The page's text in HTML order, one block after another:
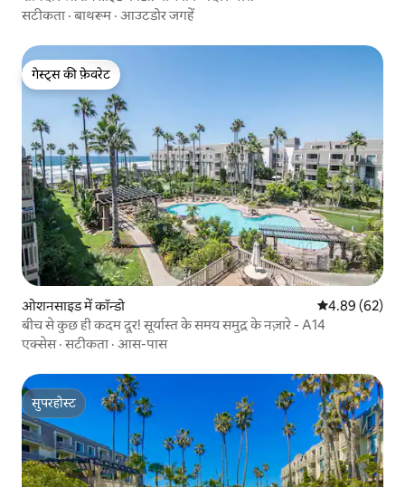
सटीकता ·बाथरूम· आउटडोर जगहें
गेस्ट्स की फ़ेवरेट
गेस्ट्स की फ़ेवरेट
ओशनसाइड में कॉन्डो औसत रेटिंग 5 में
4.89 (62)
बीच से कुछ ही कदम दूर! सूर्यास्त के समय समुद्र के नज़ारे - A14
एक्सेस·सटीकता · आस-पास
सुपरहोस्ट
सुपरहोस्ट